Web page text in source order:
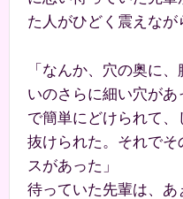
た人がひどく震えなが
「なんか、穴の奥に
いのさらに細い穴が
で簡単にどけられて、
抜けられた。それで
スがあった」
待っていた先輩は、